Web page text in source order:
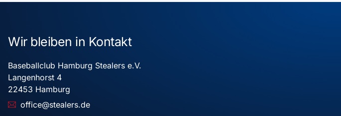
Wir bleiben in Kontakt
Baseballclub Hamburg Stealers e.V.
Langenhorst 4
22453 Hamburg
office@stealers.de